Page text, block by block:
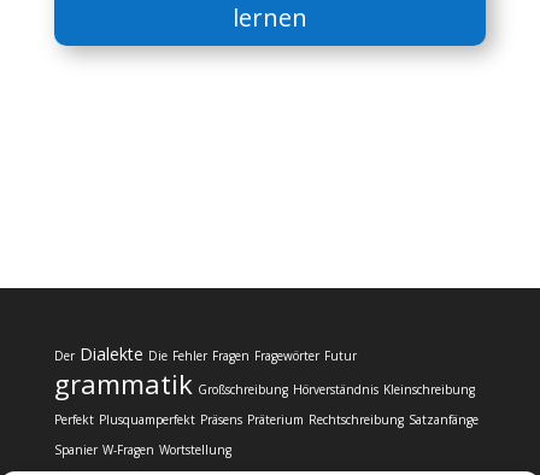
lernen
Der Dialekte Die Fehler Fragen Fragewörter Futur
grammatik Großschreibung Hörverständnis Kleinschreibung
Perfekt Plusquamperfekt Präsens Präterium Rechtschreibung Satzanfänge
Spanier W-Fragen Wortstellung